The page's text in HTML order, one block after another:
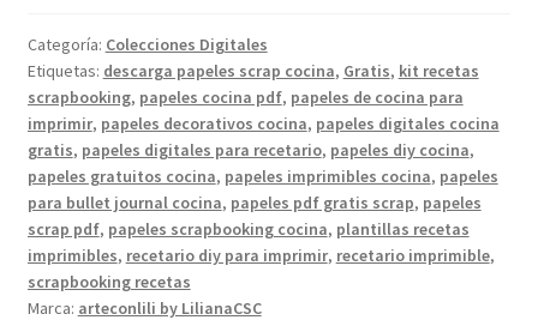
Categoría: Colecciones Digitales
Etiquetas: descarga papeles scrap cocina, Gratis, kit recetas
scrapbooking, papeles cocina pdf, papeles de cocina para
imprimir, papeles decorativos cocina, papeles digitales cocina
gratis, papeles digitales para recetario, papeles diy cocina,
papeles gratuitos cocina, papeles imprimibles cocina, papeles
para bullet journal cocina, papeles pdf gratis scrap, papeles
scrap pdf, papeles scrapbooking cocina, plantillas recetas
imprimibles, recetario diy para imprimir, recetario imprimible,
scrapbooking recetas
Marca: arteconlili by LilianaCSC